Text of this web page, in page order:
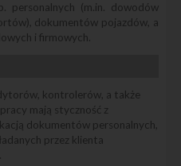
personalnych (m.in. dowodów
dokumentów pojazdów, a
i firmowych.
kontrolerów, a także
mają styczność z
dokumentów personalnych,
przez klienta